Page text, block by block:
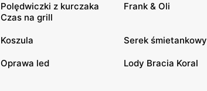
Polędwiczki z kurczaka
Czas na grill
Frank & Oli
Koszula Serek śmietankowy
Oprawa led Lody Bracia Koral